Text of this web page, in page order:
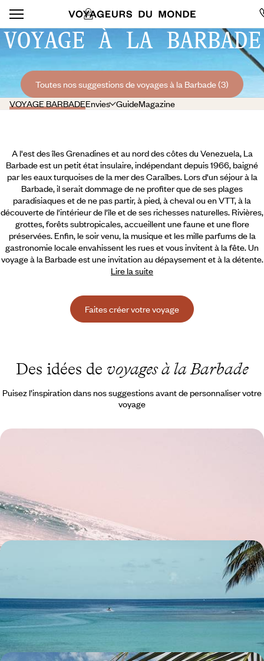
VOYAGE À LA BARBADE
Toutes nos suggestions de voyages à la Barbade (3)
VOYAGE BARBADEEnvies GuideMagazine
A l'est des îles Grenadines et au nord des côtes du Venezuela, La
Barbade est un petit état insulaire, indépendant depuis 1966, baigné
par les eaux turquoises de la mer des Caraïbes. Lors d'un séjour à la
Barbade, il serait dommage de ne profiter que de ses plages
paradisiaques et de ne pas partir, à pied, à cheval ou en VTT, à la
découverte de l'intérieur de l'île et de ses richesses naturelles. Rivières,
grottes, forêts subtropicales, accueillent une faune et une flore
préservées. Enfin, le soir venu, la musique et les mille parfums de la
gastronomie locale envahissent les rues et vous invitent à la fête.Un
voyage à la Barbade est une invitation au dépaysement et à la détente.
Lire la suite
Faites créer votre voyage
Des idées de voyages à la Barbade
Puisez l’inspiration dans nos suggestions avant de personnaliser votre
voyage
connue des Caraïbes, une belle villa pour refuge
9 jours, de 2800 à 3500 €
La Barbade et Antigua - Vibes tropicales, héritage
Passer d'une île à l'autre pour apprécier la pluralité des Antilles et leur
art de vivre élégant et décontracté
9 jours, de 5200 à 6900 €